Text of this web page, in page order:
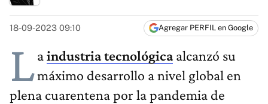
18-09-2023 09:10 Agregar PERFIL en Google
Laindustria tecnológicaalcanzó su
máximo desarrollo a nivel global en
plena cuarentena por la pandemia de